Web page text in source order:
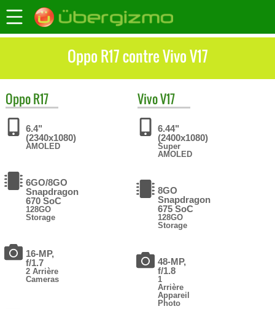
Oppo R17 contre Vivo V17
OppoR17
6.4"
(2340x1080)
AMOLED
6GO/8GO
Snapdragon
670 SoC
128GO
Storage
16-MP,
f/1.7
2 Arrière
Cameras
VivoV17
6.44"
(2400x1080)
Super
AMOLED
8GO
Snapdragon
675 SoC
128GO
Storage
48-MP,
f/1.8
1
Arrière
Appareil
Photo